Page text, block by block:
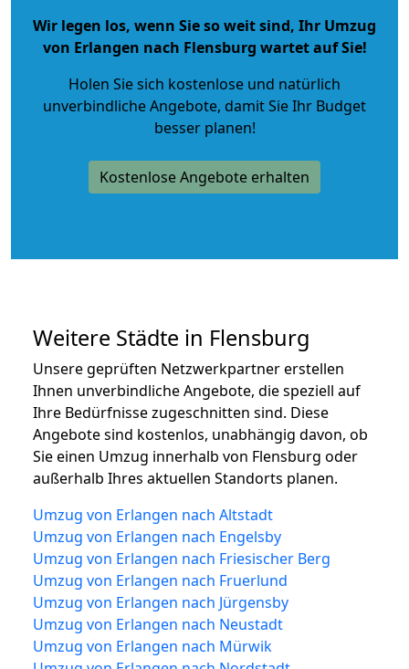
Wir legen los, wenn Sie so weit sind, Ihr Umzug
von Erlangen nach Flensburg wartet auf Sie!
Holen Sie sich kostenlose und natürlich
unverbindliche Angebote, damit Sie Ihr Budget
besser planen!
Kostenlose Angebote erhalten
Weitere Städte in Flensburg
Unsere geprüften Netzwerkpartner erstellen
Ihnen unverbindliche Angebote, die speziell auf
Ihre Bedürfnisse zugeschnitten sind. Diese
Angebote sind kostenlos, unabhängig davon, ob
Sie einen Umzug innerhalb von Flensburg oder
außerhalb Ihres aktuellen Standorts planen.
Umzug von Erlangen nach Altstadt
Umzug von Erlangen nach Engelsby
Umzug von Erlangen nach Friesischer Berg
Umzug von Erlangen nach Fruerlund
Umzug von Erlangen nach Jürgensby
Umzug von Erlangen nach Neustadt
Umzug von Erlangen nach Mürwik